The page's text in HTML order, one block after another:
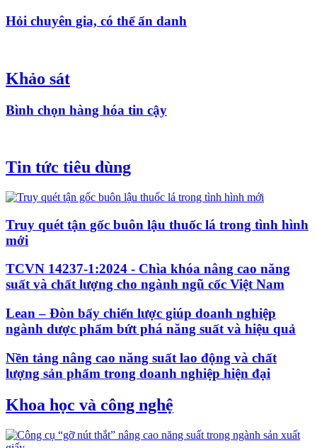
Hỏi chuyên gia, có thể ẩn danh
Khảo sát
Bình chọn hàng hóa tin cậy
Tin tức tiêu dùng
Truy quét tận gốc buôn lậu thuốc lá trong tình hình
mới
TCVN 14237-1:2024 - Chìa khóa nâng cao năng
suất và chất lượng cho ngành ngũ cốc Việt Nam
Lean – Đòn bẩy chiến lược giúp doanh nghiệp
ngành dược phẩm bứt phá năng suất và hiệu quả
Nền tảng nâng cao năng suất lao động và chất
lượng sản phẩm trong doanh nghiệp hiện đại
Khoa học và công nghệ